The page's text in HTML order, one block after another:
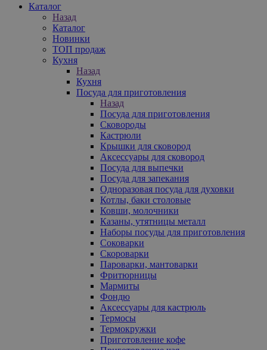
Каталог
Назад
Каталог
Новинки
ТОП продаж
Кухня
Назад
Кухня
Посуда для приготовления
Назад
Посуда для приготовления
Сковороды
Кастрюли
Крышки для сковород
Аксессуары для сковород
Посуда для выпечки
Посуда для запекания
Одноразовая посуда для духовки
Котлы, баки столовые
Ковши, молочники
Казаны, утятницы металл
Наборы посуды для приготовления
Соковарки
Скороварки
Пароварки, мантоварки
Фритюрницы
Мармиты
Фондю
Аксессуары для кастрюль
Термосы
Термокружки
Приготовление кофе